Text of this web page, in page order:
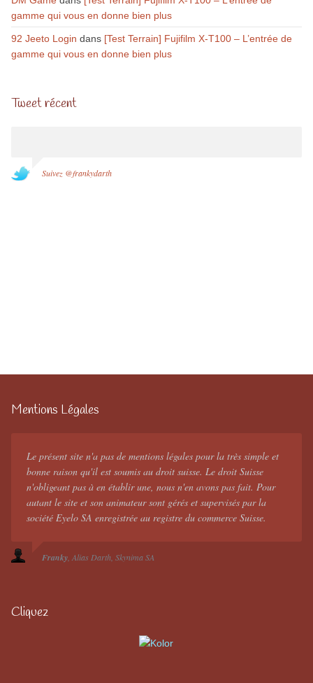
gamme qui vous en donne bien plus
92 Jeeto Login dans [Test Terrain] Fujifilm X-T100 – L’entrée de
gamme qui vous en donne bien plus
Tweet récent
Suivez @frankydarth
Mentions Légales
Le présent site n'a pas de mentions légales pour la très simple et
bonne raison qu'il est soumis au droit suisse. Le droit Suisse
n'obligeant pas à en établir une, nous n'en avons pas fait. Pour
autant le site et son animateur sont gérés et supervisés par la
société Eyelo SA enregistrée au registre du commerce Suisse.
Franky Alias Darth Skynima SA
Cliquez